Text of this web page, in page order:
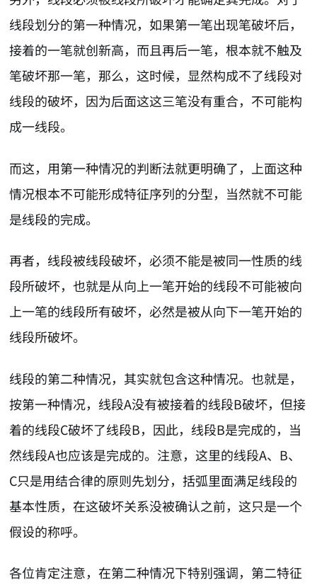
线段划分的第一种情况，如果第一笔出现笔破坏后，
接着的一笔就创新高，而且再后一笔，根本就不触及
笔破坏那一笔，那么，这时候，显然构成不了线段对
线段的破坏，因为后面这这三笔没有重合，不可能构
成一线段。
而这，用第一种情况的判断法就更明确了，上面这种
情况根本不可能形成特征序列的分型，当然就不可能
是线段的完成。
再者，线段被线段破坏，必须不能是被同一性质的线
段所破坏，也就是从向上一笔开始的线段不可能被向
上一笔的线段所有破坏，必然是被从向下一笔开始的
线段所破坏。
线段的第二种情况，其实就包含这种情况。也就是，
按第一种情况，线段A没有被接着的线段B破坏，但接
着的线段C破坏了线段B，因此，线段B是完成的，当
然线段A也应该是完成的。注意，这里的线段A、B、
C只是用结合律的原则先划分，括弧里面满足线段的
基本性质，在这破坏关系没被确认之前，这只是一个
假设的称呼。
各位肯定注意，在第二种情况下特别强调，第二特征